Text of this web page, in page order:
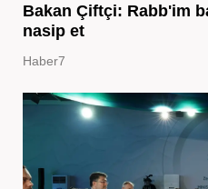
Bakan Çiftçi: Rabb'im
nasip et
Haber7